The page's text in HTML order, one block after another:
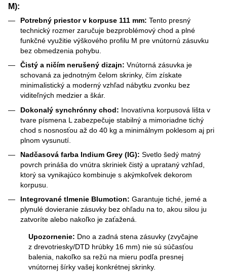
M):
Potrebný priestor v korpuse 111 mm: Tento presný
technický rozmer zaručuje bezproblémový chod a plné
funkčné využitie výškového profilu M pre vnútornú zásuvku
bez obmedzenia pohybu.
Čistý a ničím nerušený dizajn: Vnútorná zásuvka je
schovaná za jednotným čelom skrinky, čím získate
minimalistický a moderný vzhľad nábytku zvonku bez
viditeľných medzier a škár.
Dokonalý synchrónny chod: Inovatívna korpusová lišta v
tvare písmena L zabezpečuje stabilný a mimoriadne tichý
chod s nosnosťou až do 40 kg a minimálnym poklesom aj pri
plnom vysunutí.
Nadčasová farba Indium Grey (IG): Svetlo šedý matný
povrch prináša do vnútra skriniek čistý a uprataný vzhľad,
ktorý sa vynikajúco kombinuje s akýmkoľvek dekorom
korpusu.
Integrované tlmenie Blumotion: Garantuje tiché, jemé a
plynulé dovieranie zásuvky bez ohľadu na to, akou silou ju
zatvoríte alebo nakoľko je zaťažená.
Upozornenie: Dno a zadná stena zásuvky (zvyčajne
z drevotriesky/DTD hrúbky 16 mm) nie sú súčasťou
balenia, nakoľko sa režú na mieru podľa presnej
vnútornej šírky vašej konkrétnej skrinky.